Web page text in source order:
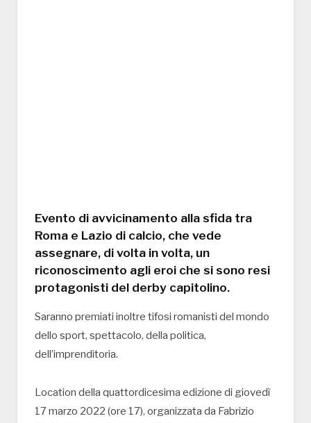
Evento di avvicinamento alla sfida tra
Roma e Lazio di calcio, che vede
assegnare, di volta in volta, un
riconoscimento agli eroi che si sono resi
protagonisti del derby capitolino.
Saranno premiati inoltre tifosi romanisti del mondo
dello sport, spettacolo, della politica,
dell’imprenditoria.
Location della quattordicesima edizione di giovedì
17 marzo 2022 (ore 17), organizzata da Fabrizio